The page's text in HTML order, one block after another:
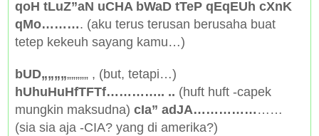
qoH tLuZ”aN uCHA bWaD tTeP qEqEUh cXnK
qMo………. (aku terus terusan berusaha buat
tetep kekeuh sayang kamu…)
bUD„„„„„„„„„ , (but, tetapi…)
hUhuHuHfTFTf………….. .. (huft huft -capek
mungkin maksudna) cIa” adJA…………… ……
(sia sia aja -CIA? yang di amerika?)